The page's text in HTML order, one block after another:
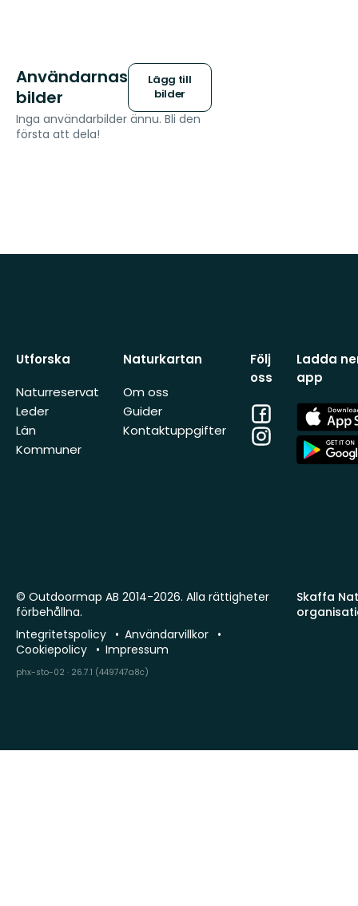
Användarnas
bilder
Lägg till
bilder
Inga användarbilder ännu. Bli den
första att dela!
Utforska
Naturreservat
Leder
Län
Kommuner
Naturkartan
Om oss
Guider
Kontaktuppgifter
Följ
oss
Facebook
Instagram
Ladda
app
App
Store
App
Store
Skaffa
© Outdoormap AB 2014-2026. Alla rättigheter
förbehållna.
Integritetspolicy
Användarvillkor
Cookiepolicy
Impressum
phx-sto-02 · 26.7.1 (449747a8c)